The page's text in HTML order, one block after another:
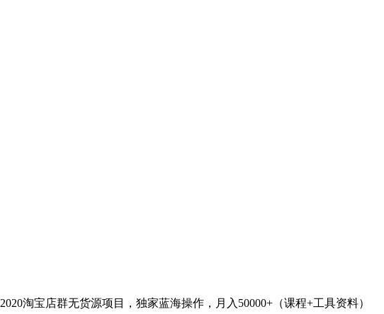
2020淘宝店群无货源项目，独家蓝海操作，月入50000+（课程+工具资料）